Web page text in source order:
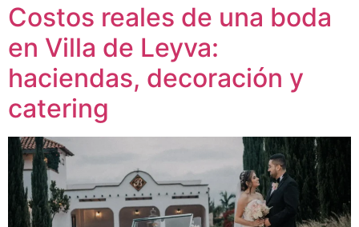
Costos reales de una boda
en Villa de Leyva:
haciendas, decoración y
catering